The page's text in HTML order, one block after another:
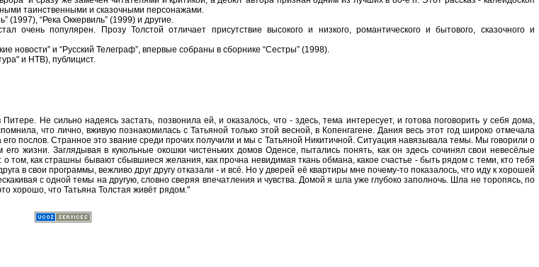
таинственными и сказочными персонажами.
“Река Оккервиль” (1999) и другие.
популярен. Прозу Толстой отличает присутствие высокого и низкого, романтического и бытового, сказочного и
новости” и “Русский Телеграф”, впервые собраны в сборнике “Сестры” (1998).
и НТВ), публицист.
Не сильно надеясь застать, позвонила ей, и оказалось, что - здесь, тема интересует, и готова поговорить у себя дома,
что лично, вживую познакомилась с Татьяной только этой весной, в Копенгагене. Дания весь этот год широко отмечала
послов. Странное это звание среди прочих получили и мы с Татьяной Никитичной. Ситуация навязывала темы. Мы говорили о
жизни. Заглядывая в кукольные окошки чистеньких домов Оденсе, пытались понять, как он здесь сочинял свои невесёлые
как страшны бывают сбывшиеся желания, как прочна невидимая ткань обмана, какое счастье - быть рядом с теми, кто тебя
в свои программы, вежливо друг другу отказали - и всё. Но у дверей её квартиры мне почему-то показалось, что иду к хорошей
с одной темы на другую, словно сверяя впечатления и чувства. Домой я шла уже глубоко заполночь. Шла не торопясь, по
хорошо, что Татьяна Толстая живёт рядом."